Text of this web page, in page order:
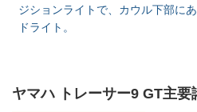
ジションライトで、カウル下部に
ドライト。
ヤマハ トレーサー9 GT主要